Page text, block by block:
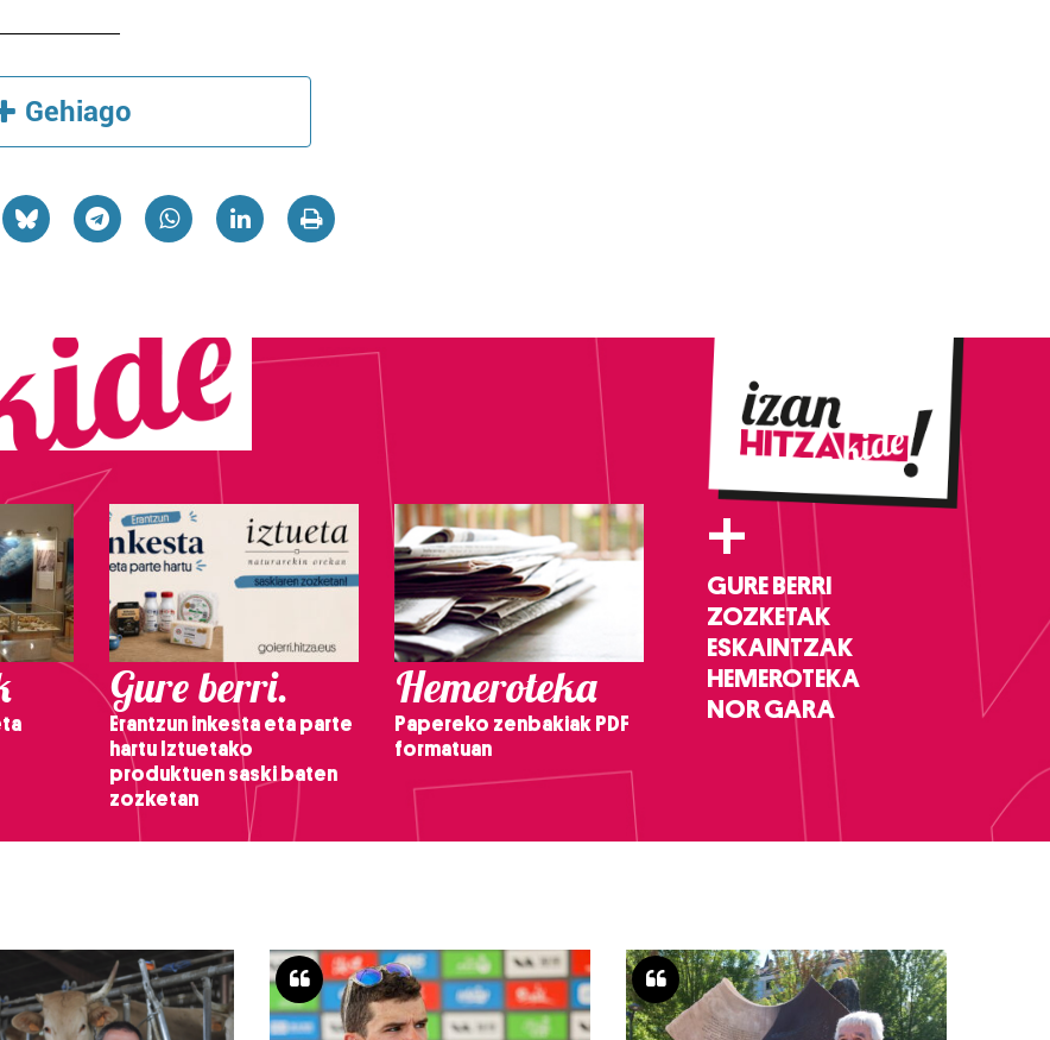
Gehiago
Gure berri.
Erantzun inkesta eta parte
hartu Iztuetako
produktuen saski baten
zozketan
Hemeroteka
Papereko zenbakiak PDF
formatuan
+
GURE BERRI
ZOZKETAK
ESKAINTZAK
HEMEROTEKA
NOR GARA